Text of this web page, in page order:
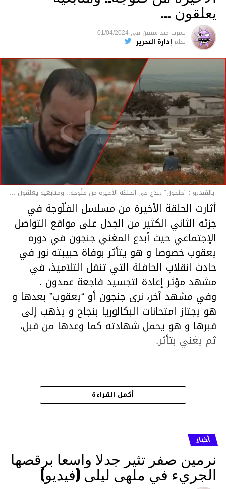
يعلقون …
نشرت منذ سنتين فى 01/04/2024
بقلم إدارة التحرير
بالفيديو : "جنجون" يبدع في الحلقة الأخيرة من فلّوجة.. ومتابعيه يعلقون ...
أثارت الحلقة الأخيرة من مسلسل الفلّوجة في
جزئه الثاني الكثير من الجدل على مواقع التواصل
الإجتماعي حيث أبدع المغني جنجون في دوره
يعقوب خصوصا و هو يتأثر بوفاة حبيبته نور في
حادث انقلاب الحافلة التي تنقل التلاميذ، في
مشهد مؤثر إعادة لتجسيد فاجعة عمدون .
وفي مشهد آخر، نرى جنجون أو “يعقوب” بعدها و
هو يجتاز امتحانات البكالوريا بنجاح و يذهب إلى
قبرها و هو يحمل شهادته كما وعدها من قبل،
ثم يغني بتأثر.
هذا قد شهدت الحلقة الأخير من مسلسل
الفلّوجة الجزء الثاني الكثير من ردود الفعل على
مواقع التواصل الإجتماعي فمعظم التونسيين
الذين تابعوا المسلسل أشادوا بأداء الممثلين ي
ترحمهم وتزيد تصبر أمهاتهم.. ملا مشهد”.
الفيديو :
أكمل القراءة
أخبار
نرمين صفر تثير جدلا واسعا برقصها
الجريء في ملهى ليلى (فيديو)